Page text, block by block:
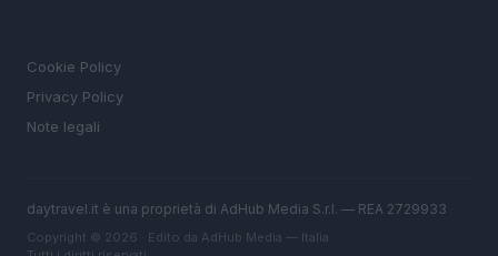
Cookie Policy
Privacy Policy
Note legali
daytravel.it è una proprietà di AdHub Media S.r.l. — REA 2729933
Copyright © 2026 · Edito da AdHub Media — Italia